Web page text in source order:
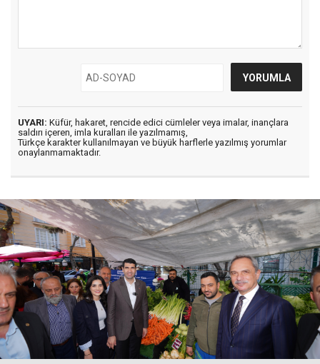
UYARI: Küfür, hakaret, rencide edici cümleler veya imalar, inançlara
saldırı içeren, imla kuralları ile yazılmamış,
Türkçe karakter kullanılmayan ve büyük harflerle yazılmış yorumlar
onaylanmamaktadır.